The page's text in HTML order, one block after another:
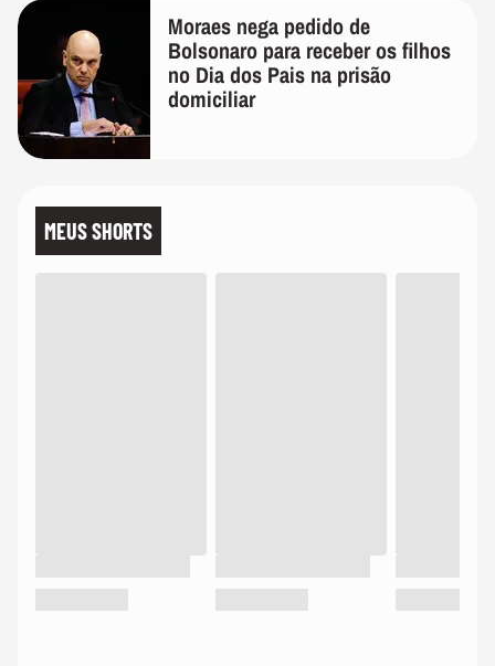
Moraes nega pedido de
Bolsonaro para receber os filhos
no Dia dos Pais na prisão
domiciliar
MEUS SHORTS